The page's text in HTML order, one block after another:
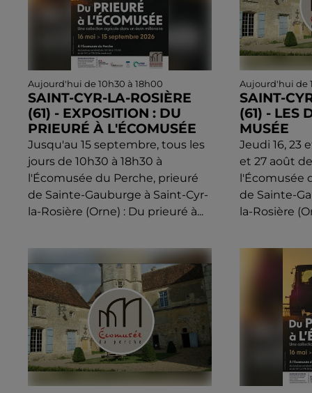
Aujourd'hui de 10h30 à 18h00
SAINT-CYR-LA-ROSIÈRE
(61) - EXPOSITION : DU
PRIEURÉ À L'ÉCOMUSÉE
Jusqu'au 15 septembre, tous les
jours de 10h30 à 18h30 à
l'Écomusée du Perche, prieuré
de Sainte-Gauburge à Saint-Cyr-
la-Rosière (Orne) : Du prieuré à...
Aujourd'hui de
SAINT-
(61) - LES
MUSÉE
Jeudi 16, 23
et 27 août
l'Écomusée
de Sainte-
la-Rosière